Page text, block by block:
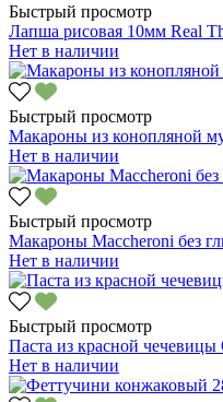
Быстрый просмотр
Лапша рисовая 10мм Real
Нет в наличии
Быстрый просмотр
Макароны из конопляной
Нет в наличии
Быстрый просмотр
Макароны Maccheroni без
Нет в наличии
Быстрый просмотр
Паста из красной
Нет в наличии